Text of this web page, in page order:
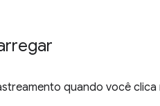
quando você